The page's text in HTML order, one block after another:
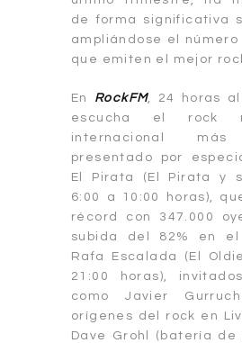
de forma significativa
ampliándose el
que emiten el mejor
En RockFM, 24 horas
escucha el rock
internacional más
presentado por
El Pirata (El Pirata y
6:00 a 10:00 horas),
récord con 347.000
subida del 82% en el
Rafa Escalada (El
21:00 horas),
como Javier
orígenes del rock en
Dave Grohl (batería de